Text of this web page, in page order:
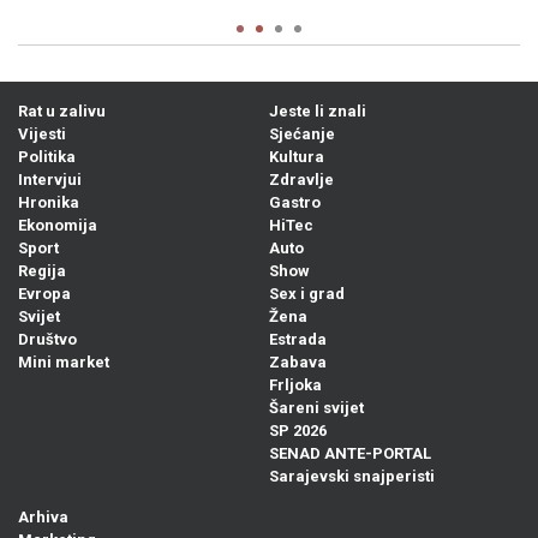
Rat u zalivu
Vijesti
Politika
Intervjui
Hronika
Ekonomija
Sport
Regija
Evropa
Svijet
Društvo
Mini market
Jeste li znali
Sjećanje
Kultura
Zdravlje
Gastro
HiTec
Auto
Show
Sex i grad
Žena
Estrada
Zabava
Frljoka
Šareni svijet
SP 2026
SENAD ANTE-PORTAL
Sarajevski snajperisti
Arhiva